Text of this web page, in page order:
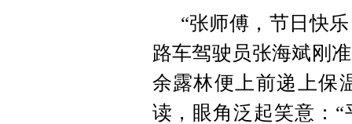
“张师傅，节日快
路车驾驶员张海斌刚
余露林便上前递上保
读，眼角泛起笑意：